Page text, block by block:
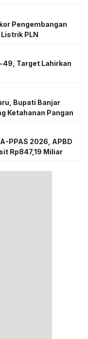
Pengembangan
PLN
49, Target Lahirkan
Bupati Banjar
Ketahanan Pangan
PPAS 2026, APBD
Rp847,19 Miliar